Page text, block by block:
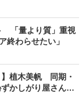
「量より質」重視
終わらせたい」
】植木美帆 同期・
かしがり屋さんだ